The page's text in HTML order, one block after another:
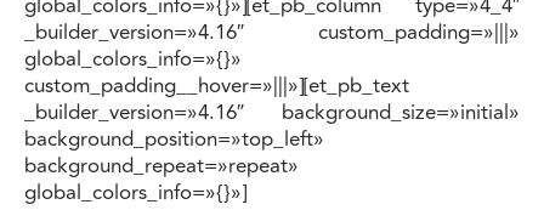
_builder_version=»4.16″ custom_padding=»|||»
global_colors_info=»{}»
custom_padding__hover=»|||»][et_pb_text
_builder_version=»4.16″ background_size=»initial»
background_position=»top_left»
background_repeat=»repeat»
global_colors_info=»{}»]